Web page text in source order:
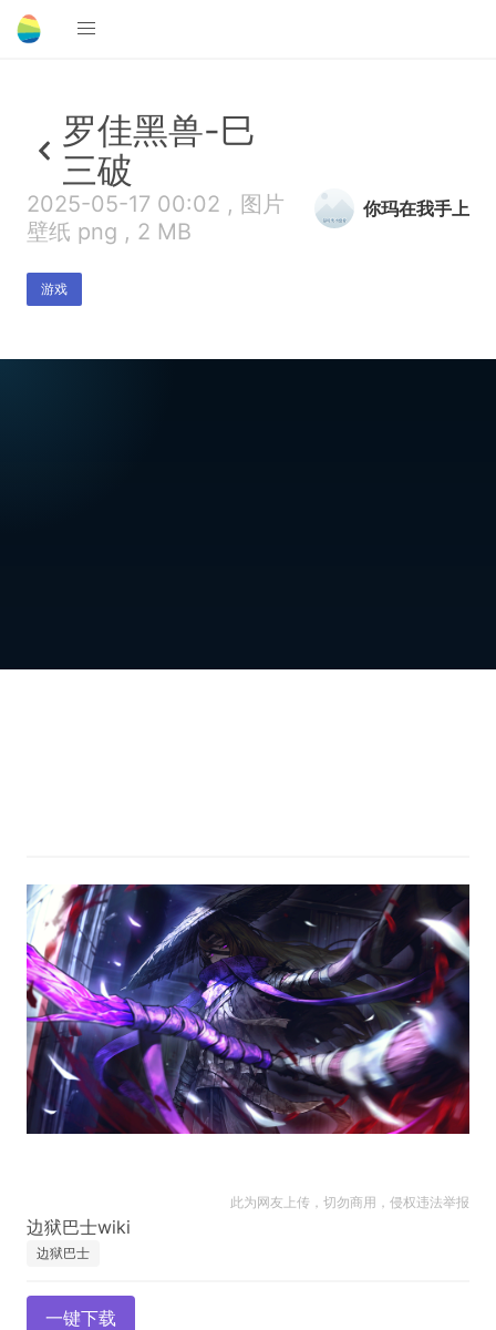
罗佳黑兽-巳
三破
2025-05-17 00:02 , 图片
壁纸 png , 2 MB
游戏
你玛在我手上
此为网友上传，切勿商用，侵权违法举报
边狱巴士
一键下载